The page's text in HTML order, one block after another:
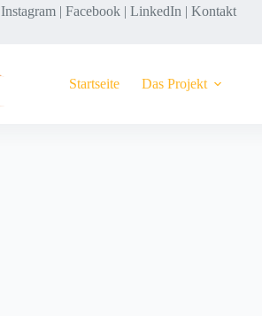
Instagram | Facebook | LinkedIn | Kontakt
Startseite Das Projekt